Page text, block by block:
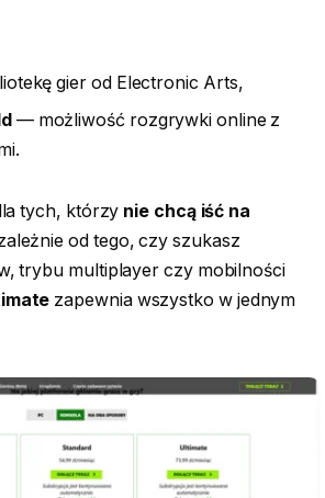
gier od Electronic Arts,
— możliwość rozgrywki online z
tych, którzy nie chcą iść na
od tego, czy szukasz
trybu multiplayer czy mobilności
zapewnia wszystko w jednym